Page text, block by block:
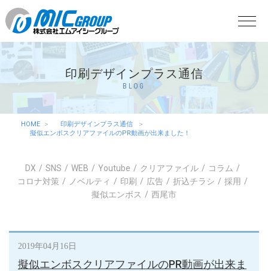
印刷デザインプラス通信
BLOG
HOME
印刷デザインプラス通信
擬似エンボスクリアファイルのPR動画が出来ました！
DX SNS WEB Youtube クリアファイル
コラム
コロナ対策
ノベルティ 印刷 広告 折込チラシ
採用
擬似エンボス
西尾市
2019年04月16日
擬似エンボスクリアファイルのPR動画が出来ま